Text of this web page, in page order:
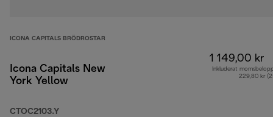
ICONA CAPITALS BRÖDROSTAR
Icona Capitals New
York Yellow
CTOC2103.Y
1 149,00 kr
Inkluderat
229,80 kr